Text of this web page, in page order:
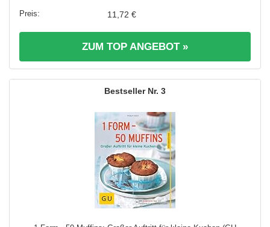
11,72 €
ZUM TOP ANGEBOT »
3